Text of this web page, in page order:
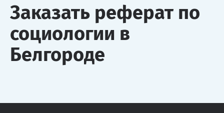
Заказать реферат по
социологии в
Белгороде